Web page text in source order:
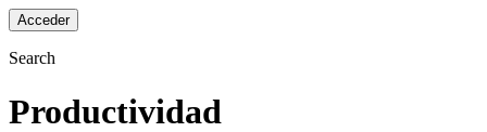
Search
Productividad